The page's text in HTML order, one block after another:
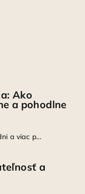
Ako
a pohodlne
a viac p...
a